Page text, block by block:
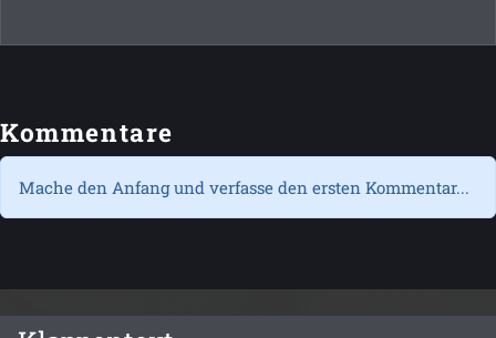
Kommentare
Mache den Anfang und verfasse den ersten Kommentar...